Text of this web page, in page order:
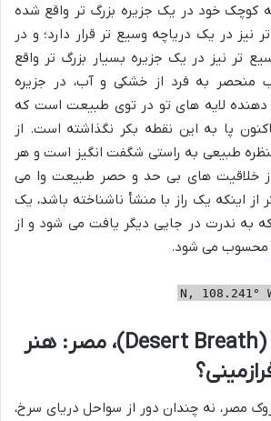
کوچک خود در یک جزیره بزرگ تر واقع شده
نیز در یک دریاچه وسیع تر قرار دارد؛ و در
تر نیز در یک جزیره بسیار بزرگ تر واقع
منحصر به فرد از خشکی و آب، در جزیره
دهنده لایه های تو در توی طبیعت است که
پا به این نقطه بکر نگذاشته است. از
طبیعی به راستی شگفت انگیز است و هر
خلاقیت های بی حد و حصر طبیعت وا می
از اینکه یک راز با منشأ ناشناخته باشد، یک
به ندرت در جایی دیگر یافت می شود و از
محسوب می شود.
۱۰. نفس صحرا (Desert Breath)، مصر: هنر
مصر، نه چندان دور از سواحل دریای سرخ،